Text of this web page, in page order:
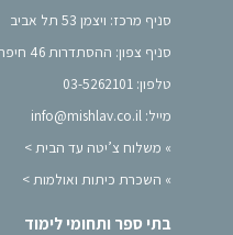
סניף מרכז: ויצמן 53 תל אביב
סניף צפון: ההסתדרות 46 חיפה
טלפון: 03-5262101
מייל: info@mishlav.co.il
» משלוח צ’יטה עד הבית >
» השכרת כיתות ואולמות >
בתי ספר ותחומי לימוד